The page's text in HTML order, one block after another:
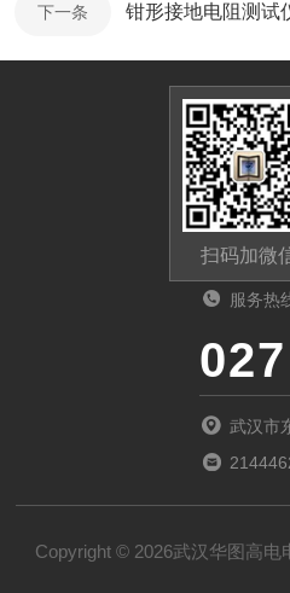
下一条
扫码加微
服务热
武汉市
区环湖
Copyright © 2026武汉华图高电